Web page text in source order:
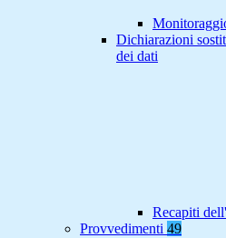
Dichiarazioni
dei dati
Recapiti
Provvedimenti 49